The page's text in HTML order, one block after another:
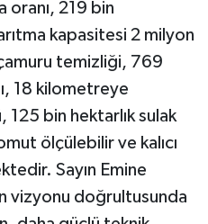
oranı, 219 bin
kapasitesi 2 milyon
temizliği, 769
18 kilometreye
125 bin hektarlık sulak
ölçülebilir ve kalıcı
Sayın Emine
vizyonu doğrultusunda